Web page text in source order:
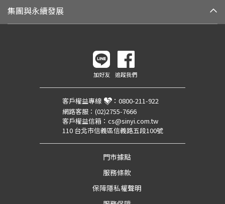
集團與永續發展
加好友 追蹤我們
客戶權益專線 ： 0800-211-922
網路客服： (02)2755-7666
客戶權益信箱： cs@sinyi.com.tw
110 台北市信義區信義路五段100號
門市據點
服務條款
保障隱私權聲明